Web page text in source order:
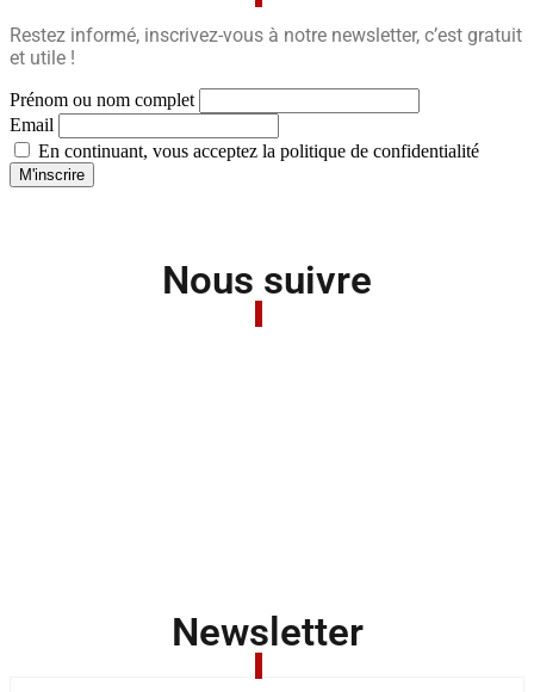
Restez informé, inscrivez-vous à notre newsletter, c’est gratuit
et utile !
Prénom ou nom complet
Email
En continuant, vous acceptez la politique de confidentialité
Nous suivre
Newsletter